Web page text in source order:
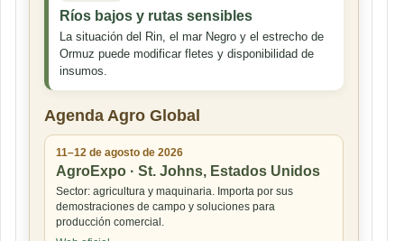
Ríos bajos y rutas sensibles
La situación del Rin, el mar Negro y el estrecho de
Ormuz puede modificar fletes y disponibilidad de
insumos.
Agenda Agro Global
11–12 de agosto de 2026
AgroExpo · St. Johns, Estados Unidos
Sector: agricultura y maquinaria. Importa por sus
demostraciones de campo y soluciones para
producción comercial.